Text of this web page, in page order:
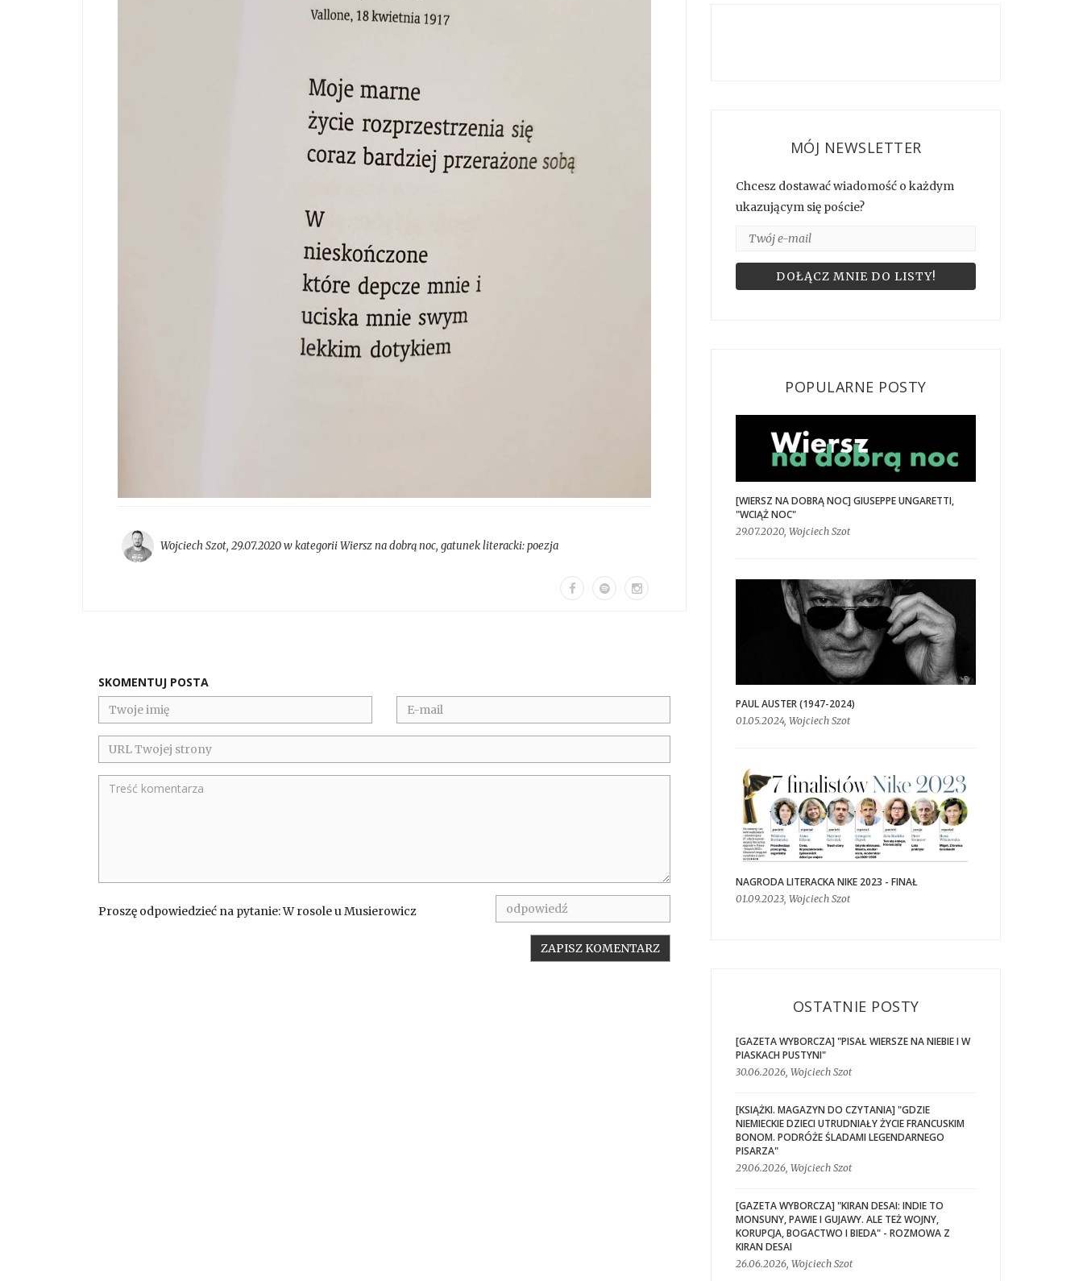
Wojciech Szot, 29.07.2020 w kategoriiWiersz na dobrą noc, gatunek literacki:poezja
SKOMENTUJ POSTA
Proszę odpowiedzieć na pytanie: W rosole u Musierowicz
MÓJ NEWSLETTER
Chcesz dostawać wiadomość o każdym
ukazującym się poście?
POPULARNE POSTY
[WIERSZ NA DOBRĄ NOC] GIUSEPPE UNGARETTI,
"WCIĄŻ NOC"
29.07.2020, Wojciech Szot
PAUL AUSTER (1947-2024)
01.05.2024, Wojciech Szot
NAGRODA LITERACKA NIKE 2023 - FINAŁ
01.09.2023, Wojciech Szot
OSTATNIE POSTY
[GAZETA WYBORCZA] "PISAŁ WIERSZE NA NIEBIE I W
PIASKACH PUSTYNI"
30.06.2026, Wojciech Szot
[KSIĄŻKI. MAGAZYN DO CZYTANIA] "GDZIE
NIEMIECKIE DZIECI UTRUDNIAŁY ŻYCIE FRANCUSKIM
BONOM. PODRÓŻE ŚLADAMI LEGENDARNEGO
PISARZA"
29.06.2026, Wojciech Szot
[GAZETA WYBORCZA] "KIRAN DESAI: INDIE TO
MONSUNY, PAWIE I GUJAWY. ALE TEŻ WOJNY,
KORUPCJA, BOGACTWO I BIEDA" - ROZMOWA Z
KIRAN DESAI
26.06.2026, Wojciech Szot